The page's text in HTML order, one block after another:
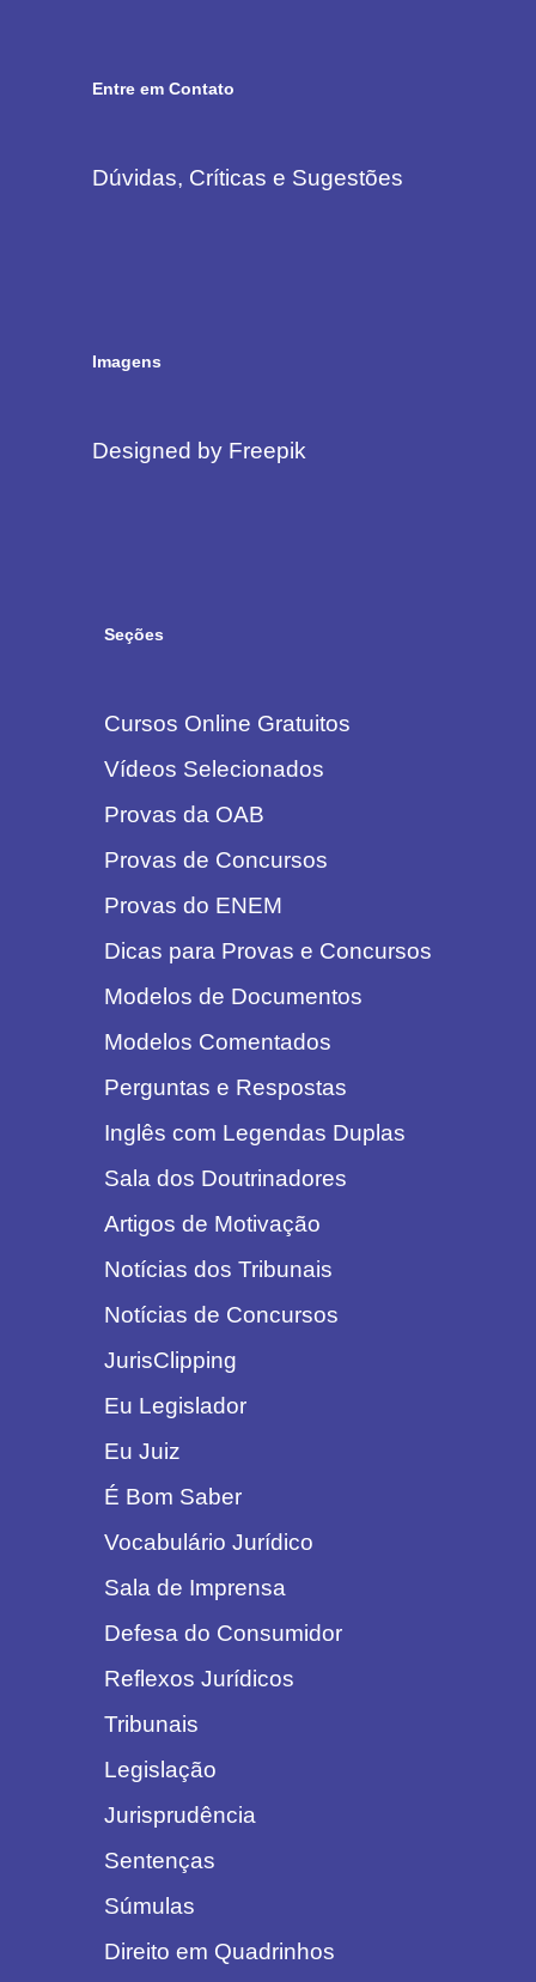
Entre em Contato
Dúvidas, Críticas e Sugestões
Imagens
Designed by Freepik
Seções
Cursos Online Gratuitos
Vídeos Selecionados
Provas da OAB
Provas de Concursos
Provas do ENEM
Dicas para Provas e Concursos
Modelos de Documentos
Modelos Comentados
Perguntas e Respostas
Inglês com Legendas Duplas
Sala dos Doutrinadores
Artigos de Motivação
Notícias dos Tribunais
Notícias de Concursos
JurisClipping
Eu Legislador
Eu Juiz
É Bom Saber
Vocabulário Jurídico
Sala de Imprensa
Defesa do Consumidor
Reflexos Jurídicos
Tribunais
Legislação
Jurisprudência
Sentenças
Súmulas
Direito em Quadrinhos